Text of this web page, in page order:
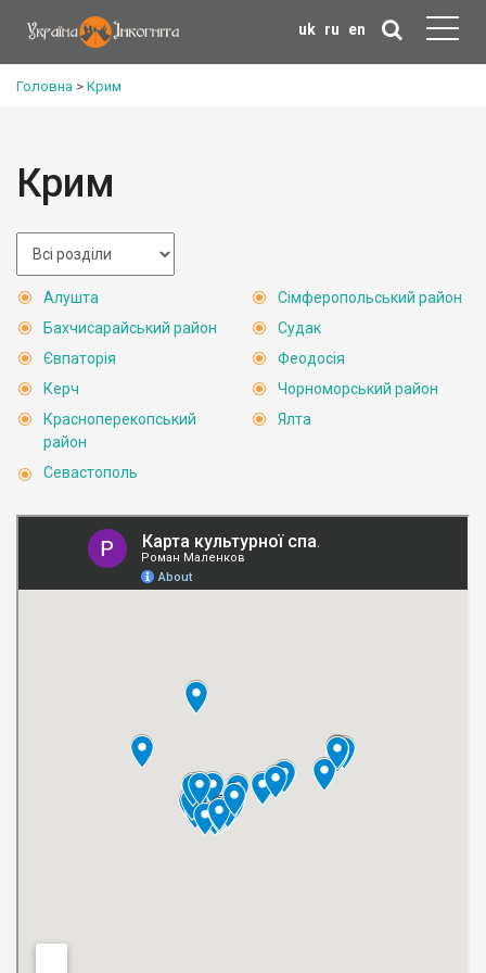
uk ru en
Головна > Крим
Крим
Алушта
Бахчисарайський район
Євпаторія
Керч
Красноперекопський
район
Севастополь
Сімферопольський район
Судак
Феодосія
Чорноморський район
Ялта